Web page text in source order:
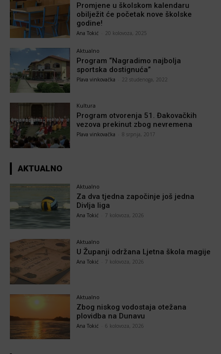
Promjene u školskom kalendaru
obilježit će početak nove školske
godine!
Ana Tokić 20 kolovoza, 2025
Aktualno
Program “Nagradimo najbolja
sportska dostignuća”
Plava vinkovačka 22 studenoga, 2022
Kultura
Program otvorenja 51. Đakovačkih
vezova prekinut zbog nevremena
Plava vinkovačka 8 srpnja, 2017
AKTUALNO
Aktualno
Za dva tjedna započinje još jedna
Divlja liga
Ana Tokić 7 kolovoza, 2026
Aktualno
U Županji održana Ljetna škola magije
Ana Tokić 7 kolovoza, 2026
Aktualno
Zbog niskog vodostaja otežana
plovidba na Dunavu
Ana Tokić 6 kolovoza, 2026